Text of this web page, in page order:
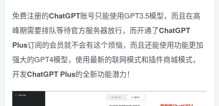
免费注册的ChatGPT账号只能使用GPT3.5模型，而且在高
峰期需要排队等待官方服务器放行，而开通了ChatGPT
Plus订阅的会员就不会有这个烦恼，而且还能使用功能更加
强大的GPT4模型，使用最新的联网模式和插件商城模式，
开发ChatGPT Plus的全新功能潜力！